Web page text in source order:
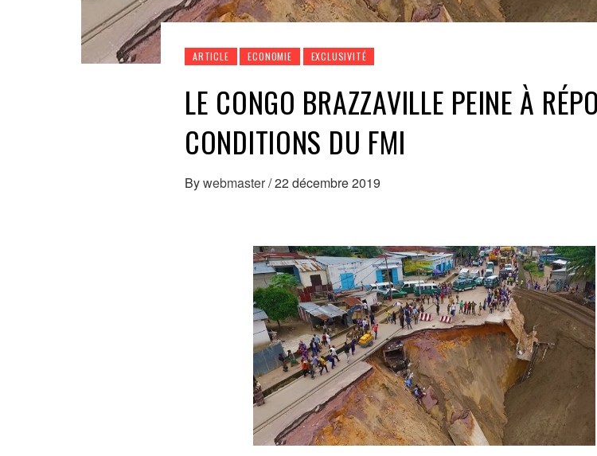
ARTICLE ECONOMIE EXCLUSIVITÉ
LE CONGO BRAZZAVILLE PEINE À
CONDITIONS DU FMI
Bywebmaster/22 décembre 2019